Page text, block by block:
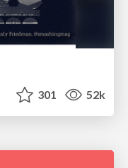
301 52k